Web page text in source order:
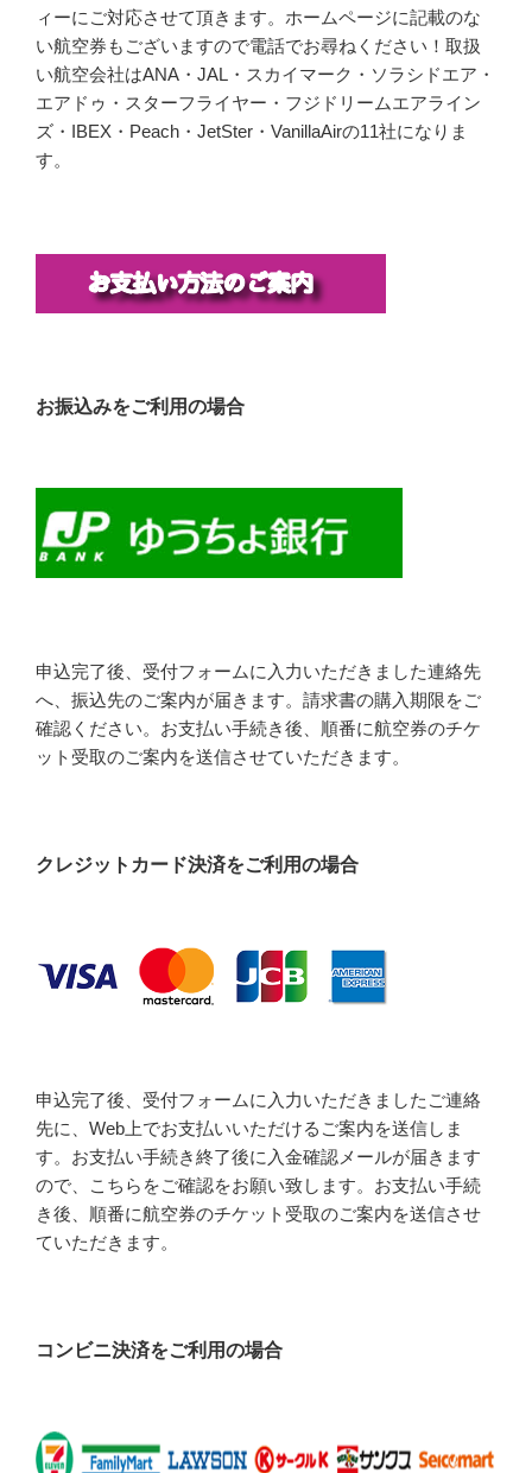
ィーにご対応させて頂きます。ホームページに記載のな
い航空券もございますので電話でお尋ねください！取扱
い航空会社はANA・JAL・スカイマーク・ソラシドエア・
エアドゥ・スターフライヤー・フジドリームエアライン
ズ・IBEX・Peach・JetSter・VanillaAirの11社になりま
す。
お振込みをご利用の場合
申込完了後、受付フォームに入力いただきました連絡先
へ、振込先のご案内が届きます。請求書の購入期限をご
確認ください。お支払い手続き後、順番に航空券のチケ
ット受取のご案内を送信させていただきます。
クレジットカード決済をご利用の場合
申込完了後、受付フォームに入力いただきましたご連絡
先に、Web上でお支払いいただけるご案内を送信しま
す。お支払い手続き終了後に入金確認メールが届きます
ので、こちらをご確認をお願い致します。お支払い手続
き後、順番に航空券のチケット受取のご案内を送信させ
ていただきます。
コンビニ決済をご利用の場合